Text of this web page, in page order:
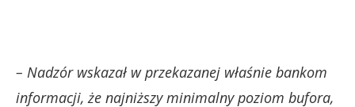
– Nadzór wskazał w przekazanej właśnie bankom
informacji, że najniższy minimalny poziom bufora,